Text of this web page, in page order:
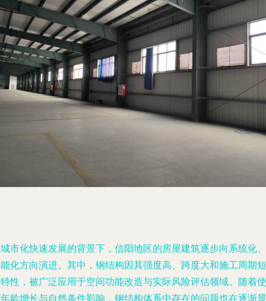
市化快速发展的背景下，信阳地区的房屋建筑逐步向系统化、
化方向演进。其中，钢结构因其强度高、跨度大和施工周期短
性，被广泛应用于空间功能改造与实际风险评估领域。随着使
龄增长与自然条件影响，钢结构体系中存在的问题也在逐渐显